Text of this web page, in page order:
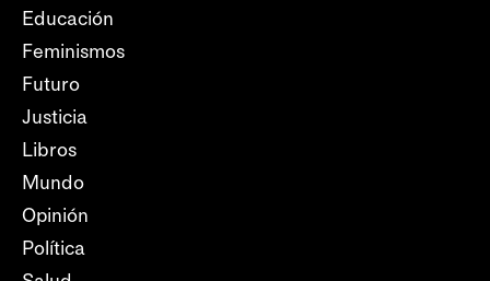
Educación
Feminismos
Futuro
Justicia
Libros
Mundo
Opinión
Política